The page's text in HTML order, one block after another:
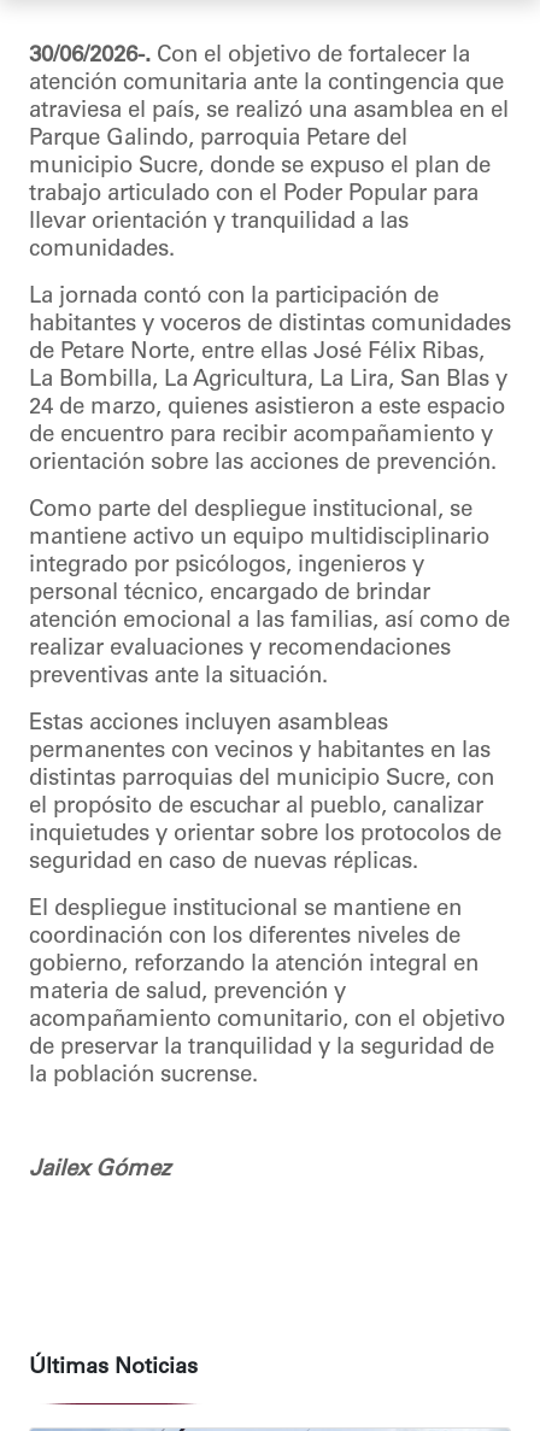
30/06/2026-. Con el objetivo de fortalecer la
atención comunitaria ante la contingencia que
atraviesa el país, se realizó una asamblea en el
Parque Galindo, parroquia Petare del
municipio Sucre, donde se expuso el plan de
trabajo articulado con el Poder Popular para
llevar orientación y tranquilidad a las
comunidades.
La jornada contó con la participación de
habitantes y voceros de distintas comunidades
de Petare Norte, entre ellas José Félix Ribas,
La Bombilla, La Agricultura, La Lira, San Blas y
24 de marzo, quienes asistieron a este espacio
de encuentro para recibir acompañamiento y
orientación sobre las acciones de prevención.
Como parte del despliegue institucional, se
mantiene activo un equipo multidisciplinario
integrado por psicólogos, ingenieros y
personal técnico, encargado de brindar
atención emocional a las familias, así como de
realizar evaluaciones y recomendaciones
preventivas ante la situación.
Estas acciones incluyen asambleas
permanentes con vecinos y habitantes en las
distintas parroquias del municipio Sucre, con
el propósito de escuchar al pueblo, canalizar
inquietudes y orientar sobre los protocolos de
seguridad en caso de nuevas réplicas.
El despliegue institucional se mantiene en
coordinación con los diferentes niveles de
gobierno, reforzando la atención integral en
materia de salud, prevención y
acompañamiento comunitario, con el objetivo
de preservar la tranquilidad y la seguridad de
la población sucrense.
Jailex Gómez
Últimas Noticias